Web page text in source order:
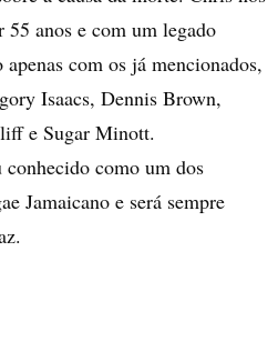
55 anos e com um legado
com os já mencionados,
Isaacs, Dennis Brown,
e Sugar Minott.
como um dos
Jamaicano e será sempre